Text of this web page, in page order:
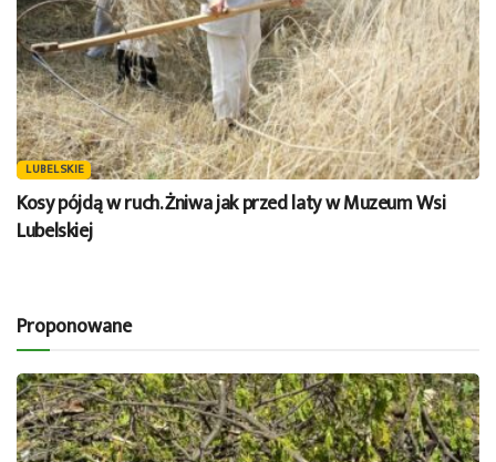
LUBELSKIE
Kosy pójdą w ruch. Żniwa jak przed laty w Muzeum Wsi
Lubelskiej
Proponowane